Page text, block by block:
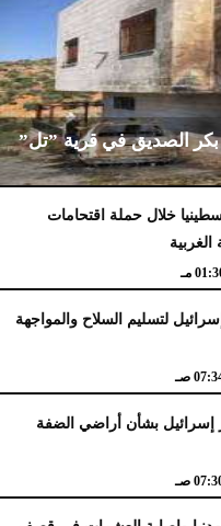
الصديق في قرية ”تل”
يعتقل 15 فلسطينيا خلال حملة اقتحامات
مـ
لتسليم السلاح والمواجهة
صـ
إسرائيل بشأن أراضي الضفة
صـ